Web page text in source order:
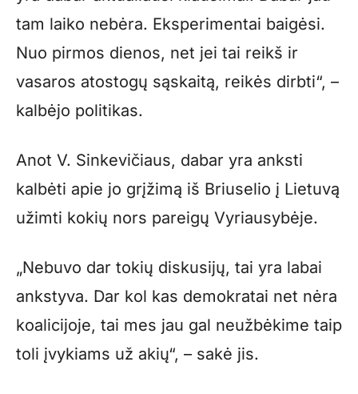
tam laiko nebėra. Eksperimentai baigėsi.
Nuo pirmos dienos, net jei tai reikš ir
vasaros atostogų sąskaitą, reikės dirbti“, –
kalbėjo politikas.
Anot V. Sinkevičiaus, dabar yra anksti
kalbėti apie jo grįžimą iš Briuselio į Lietuvą
užimti kokių nors pareigų Vyriausybėje.
„Nebuvo dar tokių diskusijų, tai yra labai
ankstyva. Dar kol kas demokratai net nėra
koalicijoje, tai mes jau gal neužbėkime taip
toli įvykiams už akių“, – sakė jis.